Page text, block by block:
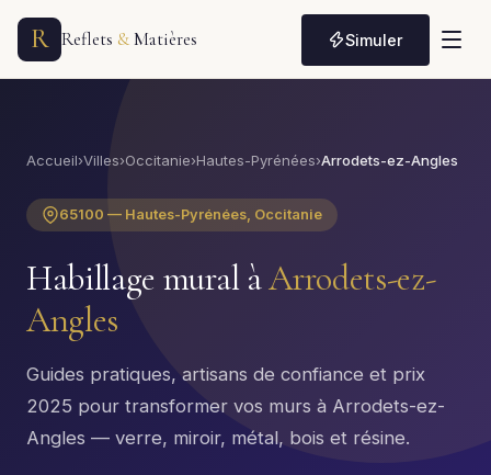
R Reflets &Matières Simuler
Accueil›Villes›Occitanie›Hautes-Pyrénées›Arrodets-ez-Angles
65100 — Hautes-Pyrénées, Occitanie
Habillage mural àArrodets-ez-
Angles
Guides pratiques, artisans de confiance et prix
2025 pour transformer vos murs à Arrodets-ez-
Angles — verre, miroir, métal, bois et résine.